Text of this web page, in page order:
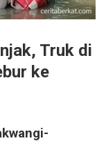
Truk di
ke